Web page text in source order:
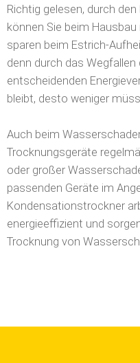
Richtig gelesen, durch
können Sie beim
sparen beim Estrich-
denn durch das
entscheidenden
bleibt, desto weniger
Auch beim
Trocknungsgeräte
oder großer
passenden Geräte im
Kondensationstrockner
energieeffizient und
Trocknung von